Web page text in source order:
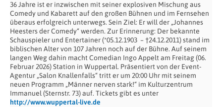
36 Jahre ist er inzwischen mit seiner explosiven Mischung aus
Comedy und Kabarett auf den großen Bühnen und im Fernsehen
überaus erfolgreich unterwegs. Sein Ziel: Er will der „Johannes
Heesters der Comedy“ werden. Zur Erinnerung: Der bekannte
Schauspieler und Entertainer (*05.12.1903 – †24.12.2011) stand im
biblischen Alter von 107 Jahren noch auf der Bühne. Auf seinem
langen Weg dahin macht Comedian Ingo Appelt am Freitag (06.
Februar 2026) Station in Wuppertal. Präsentiert von der Event-
Agentur „Salon Knallenfalls“ tritt er um 20:00 Uhr mit seinem
neuen Programm „Männer nerven stark!“ im Kulturzentrum
Immanuel (Sternstr. 73) auf. Tickets gibt es unter
http://www.wuppertal-live.de